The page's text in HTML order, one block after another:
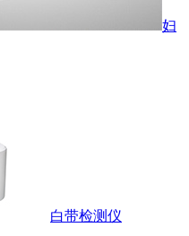
妇
白带检测仪